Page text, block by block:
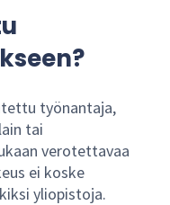
työnantaja,
tai
verotettavaa
ei koske
yliopistoja.